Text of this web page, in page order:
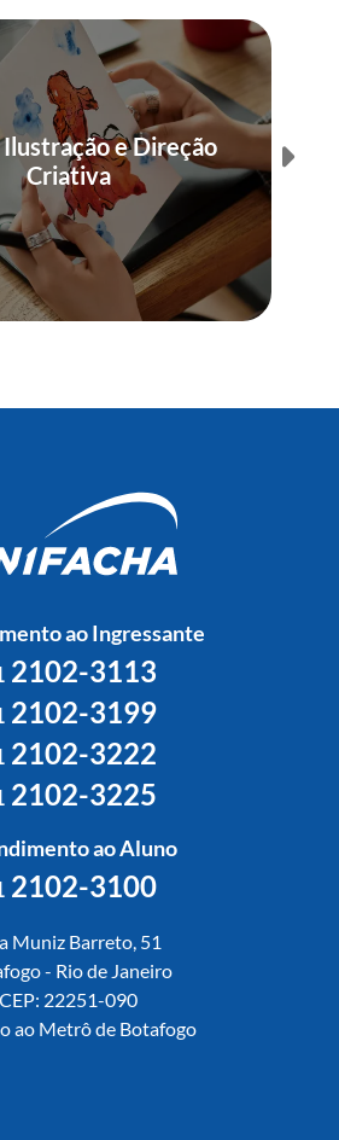
Ilustração e Direção
Criativa
ao Ingressante
2102-3113
2102-3199
2102-3222
2102-3225
ao Aluno
2102-3100
Muniz Barreto, 51
- Rio de Janeiro
CEP: 22251-090
ao Metrô de Botafogo